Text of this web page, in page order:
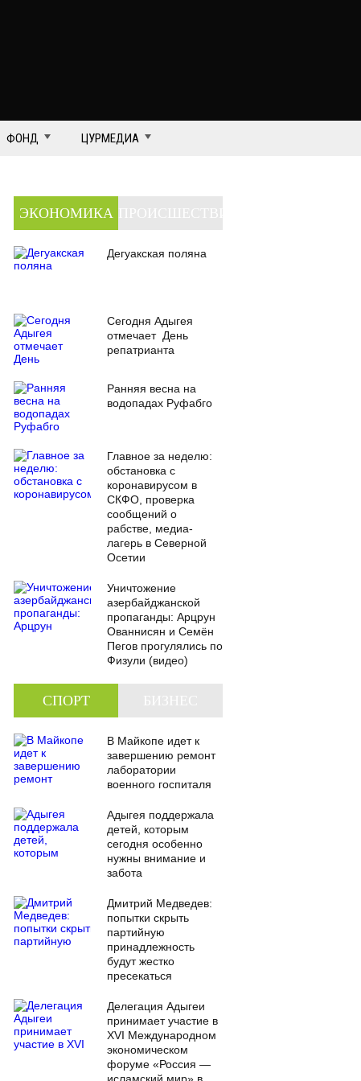
ФОНД ЦУРМЕДИА
ЭКОНОМИКА
Дегуакская поляна
Сегодня Адыгея
отмечает День
репатрианта
Ранняя весна на
водопадах Руфабго
Главное за неделю:
обстановка с
коронавирусом в
СКФО, проверка
сообщений о
рабстве, медиа-
лагерь в Северной
Осетии
Уничтожение
азербайджанской
пропаганды: Арцрун
Ованнисян и Семён
Пегов прогулялись по
Физули (видео)
СПОРТ
В Майкопе идет к
завершению ремонт
лаборатории
военного госпиталя
Адыгея поддержала
детей, которым
сегодня особенно
нужны внимание и
забота
Дмитрий Медведев:
попытки скрыть
партийную
принадлежность
будут жестко
пресекаться
Делегация Адыгеи
принимает участие в
XVI Международном
экономическом
форуме «Россия —